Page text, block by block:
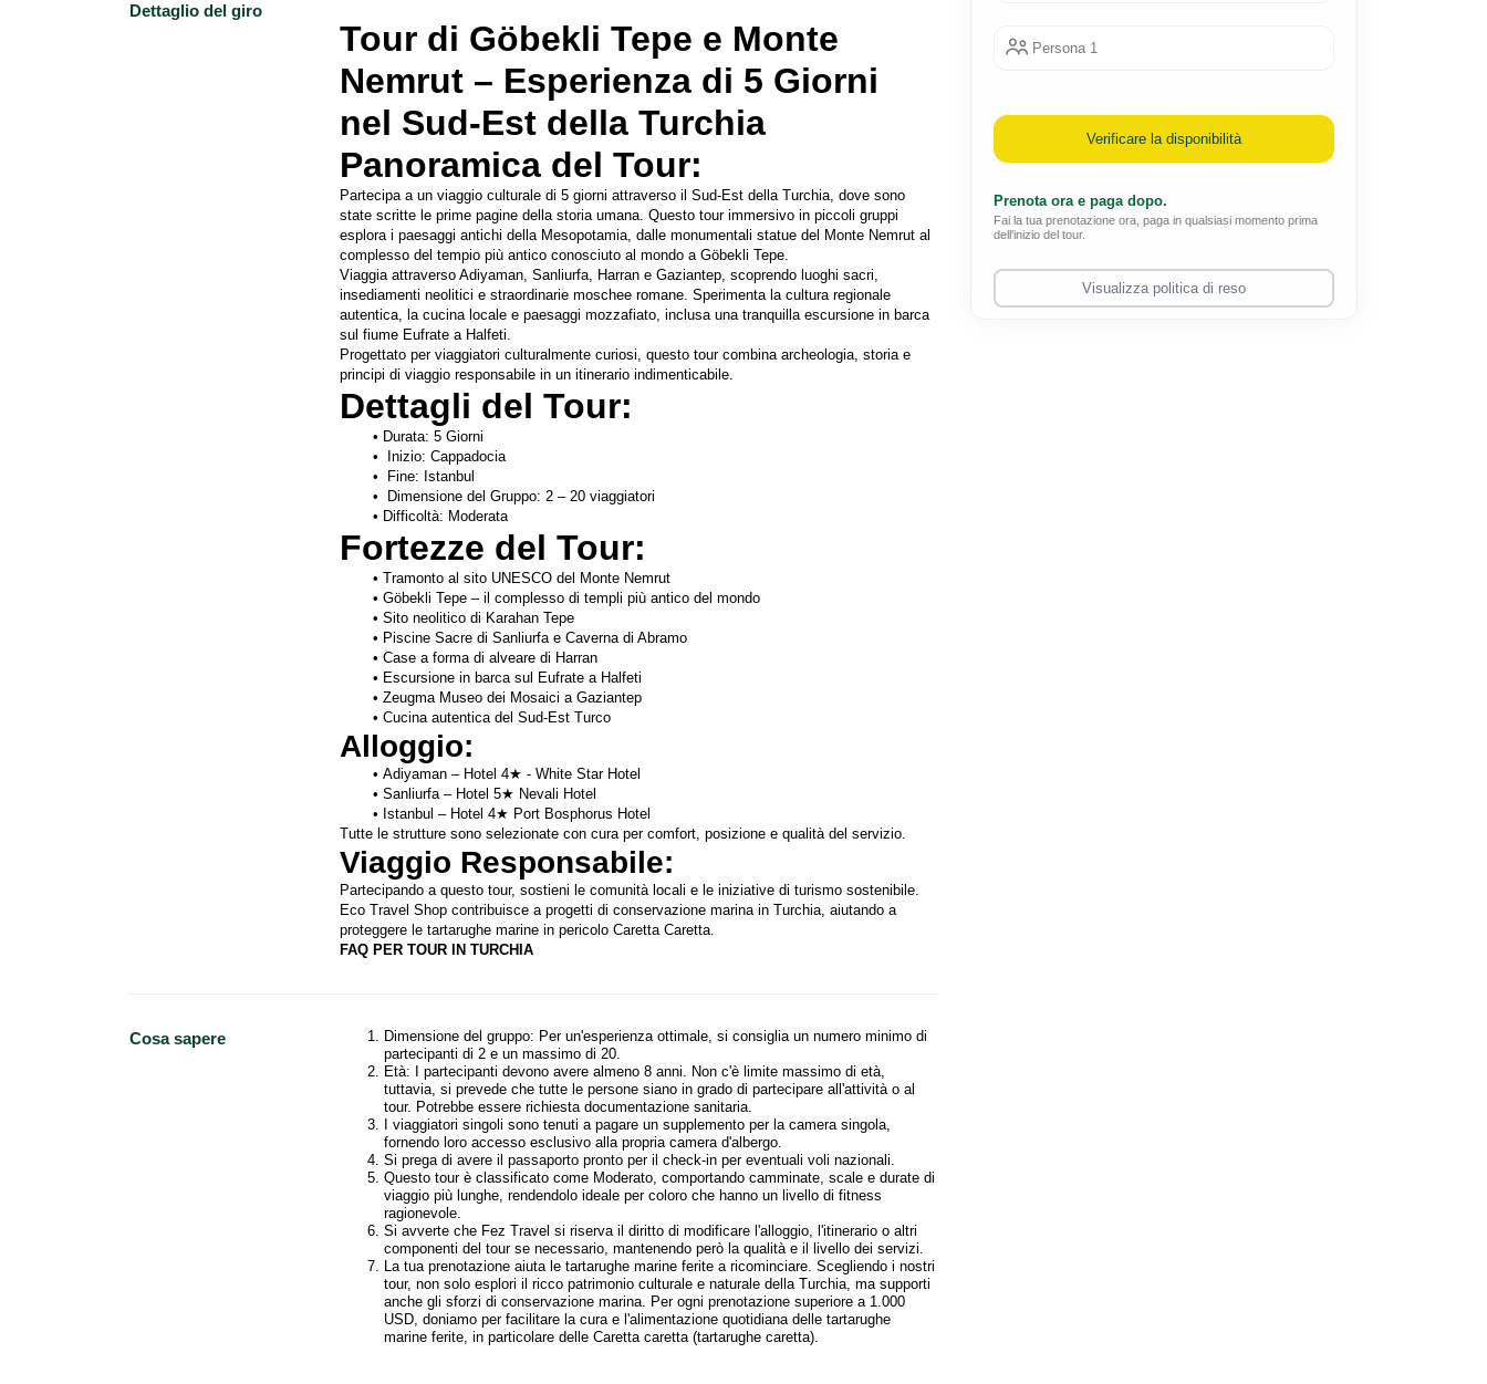
Dettaglio del giro
Tour di Göbekli Tepe e Monte
Nemrut – Esperienza di 5 Giorni
nel Sud-Est della Turchia
Panoramica del Tour:
Partecipa a un viaggio culturale di 5 giorni attraverso il Sud-Est della Turchia, dove sono
state scritte le prime pagine della storia umana. Questo tour immersivo in piccoli gruppi
esplora i paesaggi antichi della Mesopotamia, dalle monumentali statue del Monte Nemrut al
complesso del tempio più antico conosciuto al mondo a Göbekli Tepe.
Viaggia attraverso Adiyaman, Sanliurfa, Harran e Gaziantep, scoprendo luoghi sacri,
insediamenti neolitici e straordinarie moschee romane. Sperimenta la cultura regionale
autentica, la cucina locale e paesaggi mozzafiato, inclusa una tranquilla escursione in barca
sul fiume Eufrate a Halfeti.
Progettato per viaggiatori culturalmente curiosi, questo tour combina archeologia, storia e
principi di viaggio responsabile in un itinerario indimenticabile.
Dettagli del Tour:
Durata: 5 Giorni
Inizio: Cappadocia
Fine: Istanbul
Dimensione del Gruppo: 2 – 20 viaggiatori
Difficoltà: Moderata
Fortezze del Tour:
Tramonto al sito UNESCO del Monte Nemrut
Göbekli Tepe – il complesso di templi più antico del mondo
Sito neolitico di Karahan Tepe
Piscine Sacre di Sanliurfa e Caverna di Abramo
Case a forma di alveare di Harran
Escursione in barca sul Eufrate a Halfeti
Zeugma Museo dei Mosaici a Gaziantep
Cucina autentica del Sud-Est Turco
Alloggio:
Adiyaman – Hotel 4★ - White Star Hotel
Sanliurfa – Hotel 5★ Nevali Hotel
Istanbul – Hotel 4★ Port Bosphorus Hotel
Tutte le strutture sono selezionate con cura per comfort, posizione e qualità del servizio.
Viaggio Responsabile:
Partecipando a questo tour, sostieni le comunità locali e le iniziative di turismo sostenibile.
Eco Travel Shop contribuisce a progetti di conservazione marina in Turchia, aiutando a
proteggere le tartarughe marine in pericolo Caretta Caretta.
FAQ PER TOUR IN TURCHIA
Cosa sapere
Dimensione del gruppo: Per un'esperienza ottimale, si consiglia un numero minimo di
partecipanti di 2 e un massimo di 20.
Età: I partecipanti devono avere almeno 8 anni. Non c'è limite massimo di età,
tuttavia, si prevede che tutte le persone siano in grado di partecipare all'attività o al
tour. Potrebbe essere richiesta documentazione sanitaria.
I viaggiatori singoli sono tenuti a pagare un supplemento per la camera singola,
fornendo loro accesso esclusivo alla propria camera d'albergo.
Si prega di avere il passaporto pronto per il check-in per eventuali voli nazionali.
Questo tour è classificato come Moderato, comportando camminate, scale e durate di
viaggio più lunghe, rendendolo ideale per coloro che hanno un livello di fitness
ragionevole.
Si avverte che Fez Travel si riserva il diritto di modificare l'alloggio, l'itinerario o altri
componenti del tour se necessario, mantenendo però la qualità e il livello dei servizi.
La tua prenotazione aiuta le tartarughe marine ferite a ricominciare. Scegliendo i nostri
tour, non solo esplori il ricco patrimonio culturale e naturale della Turchia, ma supporti
anche gli sforzi di conservazione marina. Per ogni prenotazione superiore a 1.000
USD, doniamo per facilitare la cura e l'alimentazione quotidiana delle tartarughe
marine ferite, in particolare delle Caretta caretta (tartarughe caretta).
Persona 1
Verificare la disponibilità
Prenota ora e paga dopo.
Fai la tua prenotazione ora, paga in qualsiasi momento prima
dell'inizio del tour.
Visualizza politica di reso